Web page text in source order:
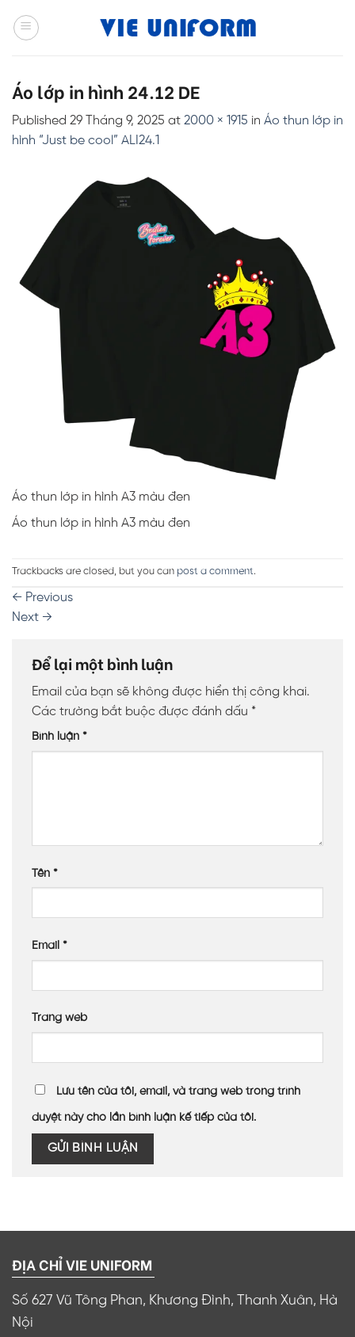
Áo lớp in hình 24.12 DE
Published 29 Tháng 9, 2025 at 2000 × 1915 in Áo thun lớp in
hình “Just be cool” ALI24.1
Áo thun lớp in hình A3 màu đen
Áo thun lớp in hình A3 màu đen
Trackbacks are closed, but you can post a comment.
← Previous
Next →
Để lại một bình luận
Email của bạn sẽ không được hiển thị công khai.
Các trường bắt buộc được đánh dấu *
Bình luận *
Tên *
Email *
Trang web
Lưu tên của tôi, email, và trang web trong trình
duyệt này cho lần bình luận kế tiếp của tôi.
ĐỊA CHỈ VIE UNIFORM
Số 627 Vũ Tông Phan, Khương Đình, Thanh Xuân, Hà
Nội